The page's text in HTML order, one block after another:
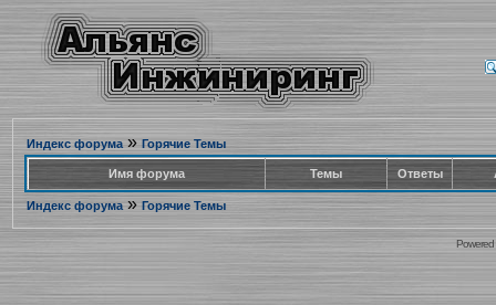
Индекс форума» Горячие Темы
Имя форума Темы Ответы
Индекс форума» Горячие Темы